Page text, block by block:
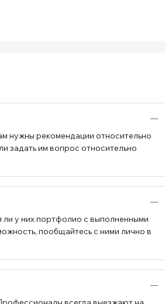
нужны рекомендации относительно
задать им вопрос относительно
ли у них портфолио с выполненными
пообщайтесь с ними лично в